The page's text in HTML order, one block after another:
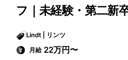
フ｜未経験・第二新
Lindt | リンツ
月給 22万円〜